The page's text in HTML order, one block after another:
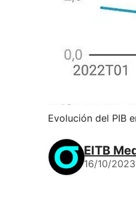
Evolución del PIB
EITB
16/10/